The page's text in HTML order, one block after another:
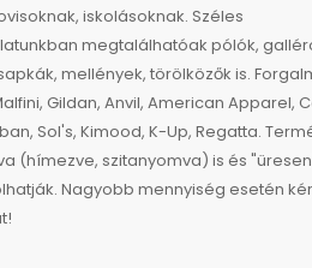
iskolásoknak. Széles
megtalálhatóak pólók,
mellények, törölközők is.
Gildan, Anvil, American Apparel,
Sol's, Kimood, K-Up, Regatta.
(hímezve, szitanyomva) is és
Nagyobb mennyiség esetén